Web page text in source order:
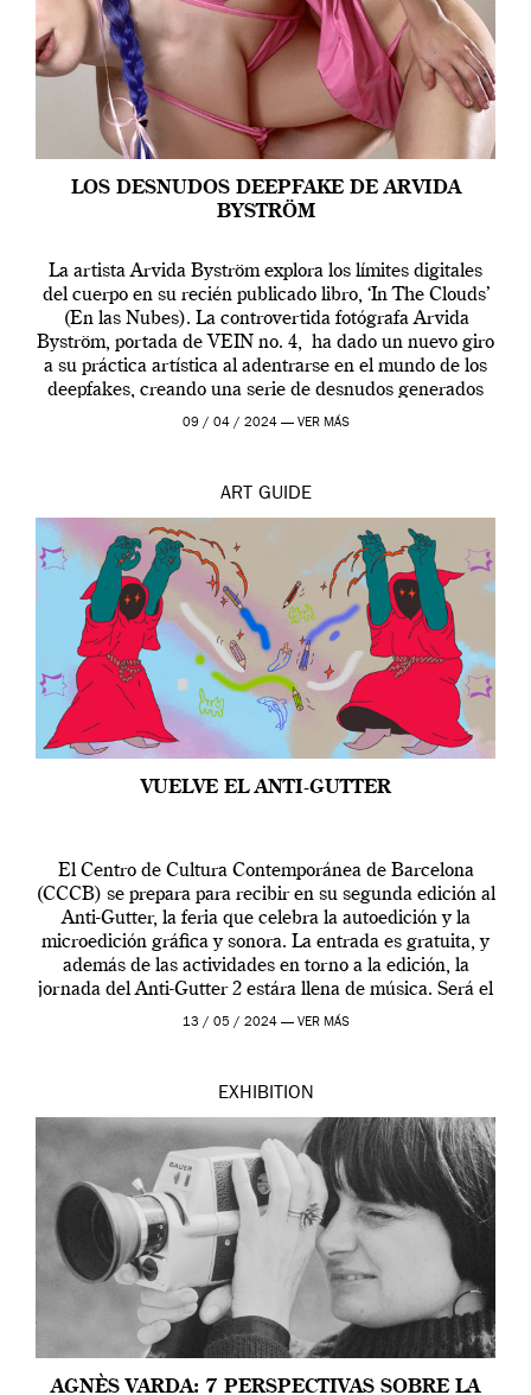
LOS DESNUDOS DEEPFAKE DE ARVIDA
BYSTRÖM
La artista Arvida Byström explora los límites digitales
del cuerpo en su recién publicado libro, ‘In The Clouds’
(En las Nubes). La controvertida fotógrafa Arvida
Byström, portada de VEIN no. 4, ha dado un nuevo giro
a su práctica artística al adentrarse en el mundo de los
deepfakes, creando una serie de desnudos generados
por […]
09 / 04 / 2024 — VER MÁS
ART GUIDE
VUELVE EL ANTI-GUTTER
El Centro de Cultura Contemporánea de Barcelona
(CCCB) se prepara para recibir en su segunda edición al
Anti-Gutter, la feria que celebra la autoedición y la
microedición gráfica y sonora. La entrada es gratuita, y
además de las actividades en torno a la edición, la
jornada del Anti-Gutter 2 estára llena de música. Será el
[…]
13 / 05 / 2024 — VER MÁS
EXHIBITION
AGNÈS VARDA: 7 PERSPECTIVAS SOBRE LA